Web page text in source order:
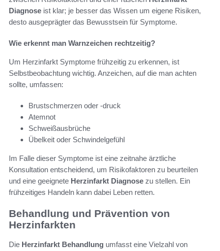
Diagnose ist klar; je besser das Wissen um eigene Risiken,
desto ausgeprägter das Bewusstsein für Symptome.
Wie erkennt man Warnzeichen rechtzeitig?
Um Herzinfarkt Symptome frühzeitig zu erkennen, ist
Selbstbeobachtung wichtig. Anzeichen, auf die man achten
sollte, umfassen:
Brustschmerzen oder -druck
Atemnot
Schweißausbrüche
Übelkeit oder Schwindelgefühl
Im Falle dieser Symptome ist eine zeitnahe ärztliche
Konsultation entscheidend, um Risikofaktoren zu beurteilen
und eine geeignete Herzinfarkt Diagnose zu stellen. Ein
frühzeitiges Handeln kann dabei Leben retten.
Behandlung und Prävention von
Herzinfarkten
Die Herzinfarkt Behandlung umfasst eine Vielzahl von